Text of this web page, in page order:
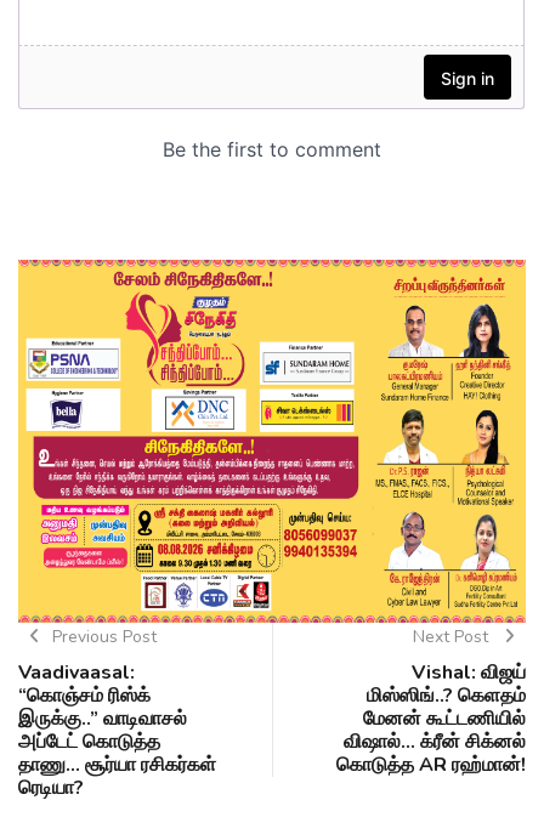
Previous Post
Vaadivaasal:
“கொஞ்சம் ரிஸ்க்
இருக்கு..” வாடிவாசல்
அப்டேட் கொடுத்த
தாணு... சூர்யா ரசிகர்கள்
ரெடியா?
Next Post
Vishal: விஜய்
மிஸ்ஸிங்..? கெளதம்
மேனன் கூட்டணியில்
விஷால்... க்ரீன் சிக்னல்
கொடுத்த AR ரஹ்மான்!